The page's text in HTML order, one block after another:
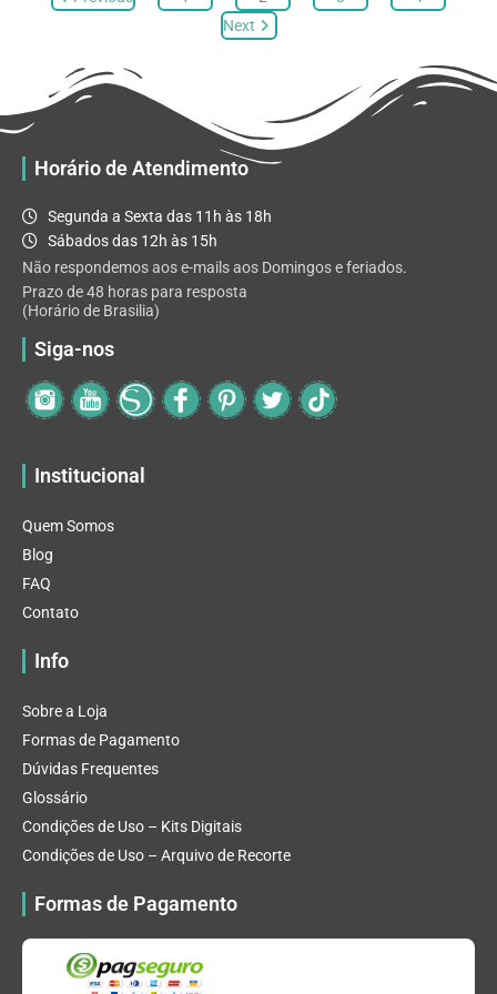
escolhidas
página
Next
Horário de Atendimento
Segunda a Sexta das 11h às 18h
Sábados das 12h às 15h
Não respondemos aos e-mails aos Domingos e feriados.
Prazo de 48 horas para resposta
(Horário de Brasilia)
Siga-nos
Institucional
Quem Somos
Blog
FAQ
Contato
Info
Sobre a Loja
Formas de Pagamento
Dúvidas Frequentes
Glossário
Condições de Uso – Kits Digitais
Condições de Uso – Arquivo de Recorte
Formas de Pagamento